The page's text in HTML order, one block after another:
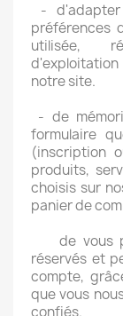
-
préférences
utilisée,
notre site.
- de
formulaire
(inscription
produits,
choisis sur
panier de
de vous
réservés et
compte,
que vous
confiés.